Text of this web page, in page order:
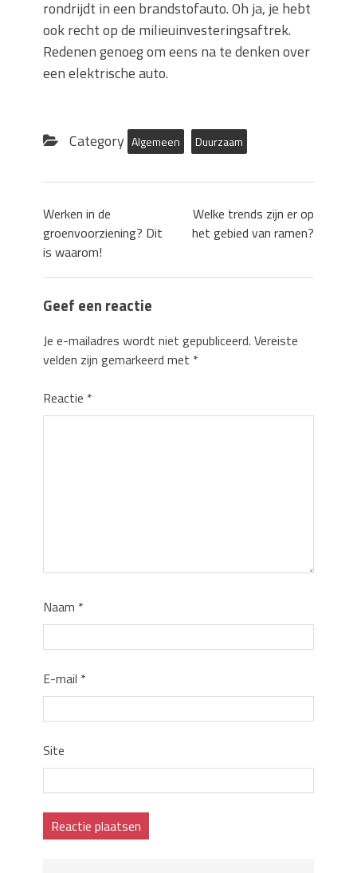
rondrijdt in een brandstofauto. Oh ja, je hebt
ook recht op de milieuinvesteringsaftrek.
Redenen genoeg om eens na te denken over
een elektrische auto.
Category Algemeen Duurzaam
Werken in de
groenvoorziening? Dit
is waarom!
Welke trends zijn er op
het gebied van ramen?
Geef een reactie
Je e-mailadres wordt niet gepubliceerd. Vereiste
velden zijn gemarkeerd met *
Reactie *
Naam *
E-mail *
Site